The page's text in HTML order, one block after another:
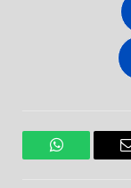
بريد
واتساب